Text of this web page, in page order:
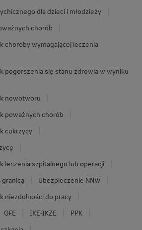
dla dzieci i młodzieży
chorób
choroby wymagającej leczenia
pogorszenia się stanu zdrowia w wyniku
nowotworu
poważnych chorób
cukrzycy
leczenia szpitalnego lub operacji
granicą
Ubezpieczenie NNW
niezdolności do pracy
OFE IKE-IKZE
PPK